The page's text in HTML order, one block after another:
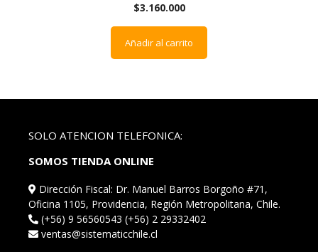
$3.160.000
Añadir al carrito
SOLO ATENCION TELEFONICA:
SOMOS TIENDA ONLINE
Dirección Fiscal: Dr. Manuel Barros Borgoño #71,
Oficina 1105, Providencia, Región Metropolitana, Chile.
(+56) 9 56560543 (+56) 2 29332402
ventas@sistematicchile.cl